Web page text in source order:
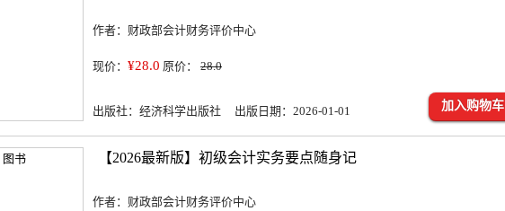
作者：财政部会计财务评价中心
现价： ¥28.0 原价： 28.0
加入购物车
出版社：经济科学出版社 出版日期：2026-01-01
【2026最新版】初级会计实务要点随身记
作者：财政部会计财务评价中心